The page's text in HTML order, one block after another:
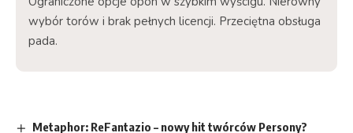
wybór torów i brak pełnych licencji. Przeciętna obsługa
pada.
Metaphor: ReFantazio – nowy hit twórców Persony?